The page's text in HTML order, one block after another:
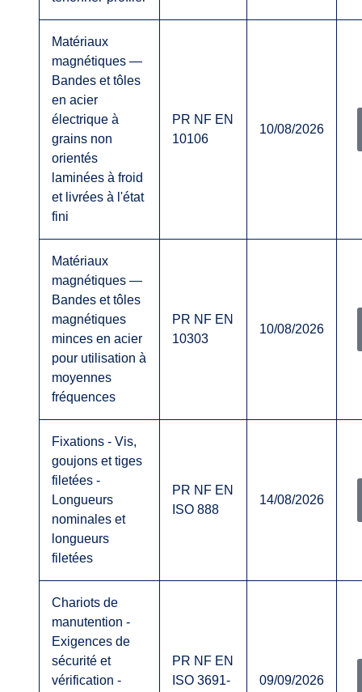
Matériaux
magnétiques —
Bandes et tôles
en acier
électrique à
grains non
orientés
laminées à froid
et livrées à l'état
fini
PR NF EN
10106
10/08/2026
Matériaux
magnétiques —
Bandes et tôles
magnétiques
minces en acier
pour utilisation à
moyennes
fréquences
PR NF EN
10303
10/08/2026
Fixations - Vis,
goujons et tiges
filetées -
Longueurs
nominales et
longueurs
filetées
PR NF EN
ISO 888
14/08/2026
Chariots de
manutention -
Exigences de
sécurité et
vérification -
PR NF EN
ISO 3691-
09/09/2026